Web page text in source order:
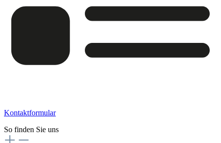
Kontaktformular
So finden Sie uns